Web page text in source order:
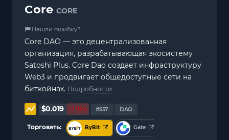
Core CORE
Нашли ошибку?
Core DAO — это децентрализованная
организация, разрабатывающая экосистему
Satoshi Plus. Core Dao создает инфраструктуру
Web3 и продвигает общедоступные сети на
биткойнах. Подробности
$0.019 -2.93% #557 DAO
Торговать: ByBit Gate